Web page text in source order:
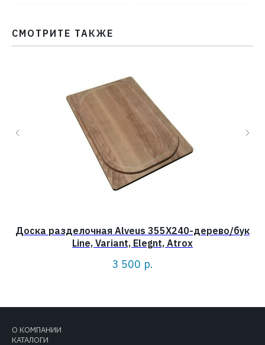
СМОТРИТЕ ТАКЖЕ
Доска разделочная Alveus 355X240-дерево/бук
Line, Variant, Elegnt, Atrox
3 500 р.
О КОМПАНИИ
КАТАЛОГИ